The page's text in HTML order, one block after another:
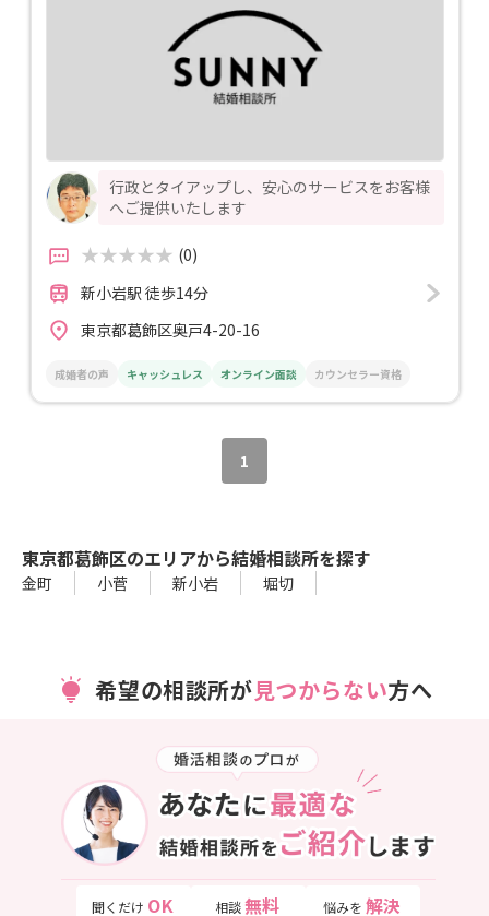
行政とタイアップし、安心のサービスをお客様
へご提供いたします
(0)
新小岩駅 徒歩14分
東京都葛飾区奥戸4-20-16
成婚者の声 キャッシュレス オンライン面談 カウンセラー資格
1
東京都葛飾区のエリアから結婚相談所を探す
金町 小菅 新小岩 堀切
希望の相談所が見つからない方へ
聞くだけ OK 相談 無料 悩みを 解決